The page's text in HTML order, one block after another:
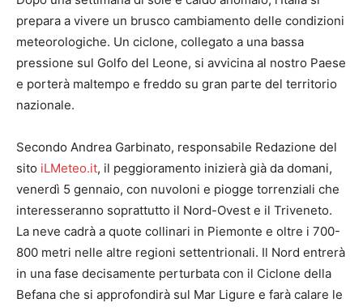
prepara a vivere un brusco cambiamento delle condizioni
meteorologiche. Un ciclone, collegato a una bassa
pressione sul Golfo del Leone, si avvicina al nostro Paese
e porterà maltempo e freddo su gran parte del territorio
nazionale.
Secondo Andrea Garbinato, responsabile Redazione del
sito iLMeteo.it, il peggioramento inizierà già da domani,
venerdì 5 gennaio, con nuvoloni e piogge torrenziali che
interesseranno soprattutto il Nord-Ovest e il Triveneto.
La neve cadrà a quote collinari in Piemonte e oltre i 700-
800 metri nelle altre regioni settentrionali. Il Nord entrerà
in una fase decisamente perturbata con il Ciclone della
Befana che si approfondirà sul Mar Ligure e farà calare le